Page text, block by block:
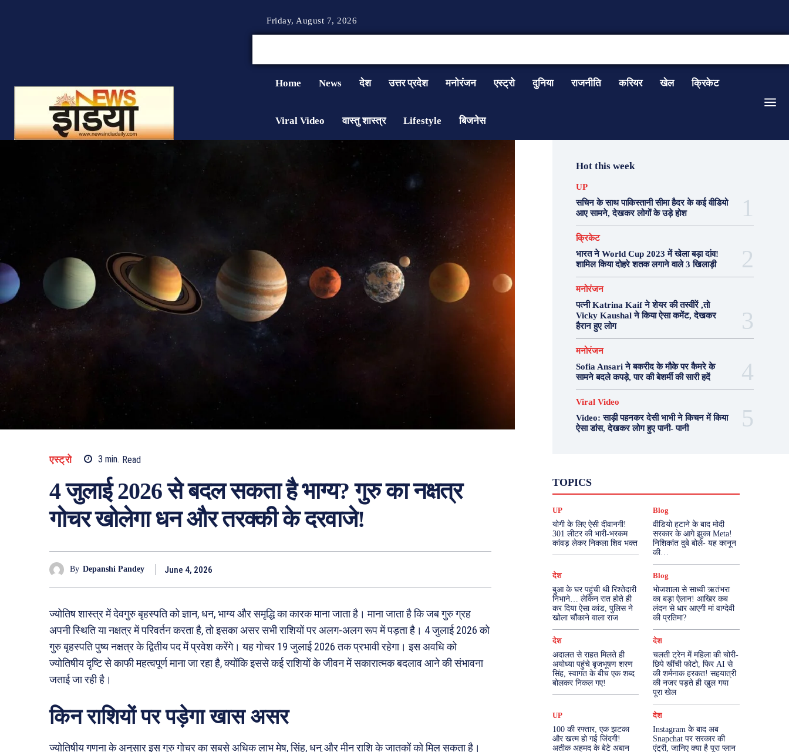
Friday, August 7, 2026
Home News देश उत्तर प्रदेश मनोरंजन एस्ट्रो दुनिया राजनीति करियर खेल क्रिकेट
Viral Video वास्तु शास्त्र Lifestyle बिजनेस
एस्ट्रो 3 min. Read
4 जुलाई 2026 से बदल सकता है भाग्य? गुरु का नक्षत्र
गोचर खोलेगा धन और तरक्की के दरवाजे!
By Depanshi Pandey June 4, 2026
ज्योतिष शास्त्र में देवगुरु बृहस्पति को ज्ञान, धन, भाग्य और समृद्धि का कारक माना जाता है। माना जाता है कि जब गुरु ग्रह
अपनी स्थिति या नक्षत्र में परिवर्तन करता है, तो इसका असर सभी राशियों पर अलग-अलग रूप में पड़ता है। 4 जुलाई 2026 को
गुरु बृहस्पति पुष्य नक्षत्र के द्वितीय पद में प्रवेश करेंगे। यह गोचर 19 जुलाई 2026 तक प्रभावी रहेगा। इस अवधि को
ज्योतिषीय दृष्टि से काफी महत्वपूर्ण माना जा रहा है, क्योंकि इससे कई राशियों के जीवन में सकारात्मक बदलाव आने की संभावना
जताई जा रही है।
किन राशियों पर पड़ेगा खास असर
ज्योतिषीय गणना के अनुसार इस गुरु गोचर का सबसे अधिक लाभ मेष, सिंह, धनु और मीन राशि के जातकों को मिल सकता है।
Hot this week
UP
सचिन के साथ पाकिस्तानी सीमा हैदर के कई वीडियो
आए सामने, देखकर लोगों के उड़े होश
क्रिकेट
भारत ने World Cup 2023 में खेला बड़ा दांव!
शामिल किया दोहरे शतक लगाने वाले 3 खिलाड़ी
मनोरंजन
पत्नी Katrina Kaif ने शेयर की तस्वीरें ,तो
Vicky Kaushal ने किया ऐसा कमेंट, देखकर
हैरान हुए लोग
मनोरंजन
Sofia Ansari ने बकरीद के मौके पर कैमरे के
सामने बदले कपड़े, पार की बेशर्मी की सारी हदें
Viral Video
Video: साड़ी पहनकर देसी भाभी ने किचन में किया
ऐसा डांस, देखकर लोग हुए पानी- पानी
TOPICS
दुनिया
मनोरंजन
राजनीति वास्तु शास्त्र
More
UP
योगी के लिए ऐसी दीवानगी!
301 लीटर की भारी-भरकम
कांवड़ लेकर निकला शिव भक्त
Blog
वीडियो हटाने के बाद मोदी
सरकार के आगे झुका Meta!
निशिकांत दुबे बोले- यह कानून
की…
देश
बुआ के घर पहुंची थी रिश्तेदारी
निभाने… लेकिन रात होते ही
कर दिया ऐसा कांड, पुलिस ने
खोला चौंकाने वाला राज
Blog
भोजशाला से साध्वी ऋतंभरा
का बड़ा ऐलान! आखिर कब
लंदन से धार आएगी मां वाग्देवी
की प्रतिमा?
देश
अदालत से राहत मिलते ही
अयोध्या पहुंचे बृजभूषण शरण
सिंह, स्वागत के बीच एक शब्द
बोलकर निकल गए!
देश
चलती ट्रेन में महिला की चोरी-
छिपे खींची फोटो, फिर AI से
की शर्मनाक हरकत! सहयात्री
की नजर पड़ते ही खुल गया
पूरा खेल
UP
100 की रफ्तार, एक झटका
और खत्म हो गई जिंदगी!
अतीक अहमद के बेटे अबान
देश
Instagram के बाद अब
Snapchat पर सरकार की
एंट्री, जानिए क्या है पूरा प्लान